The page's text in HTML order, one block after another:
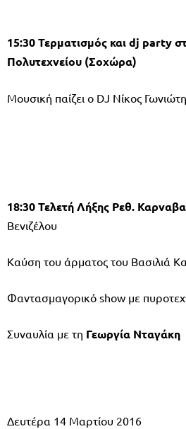
15:30 Τερματισμός καιdj party
Πολυτεχνείου (Σοχώρα)
Μουσική παίζει ο DJ Νίκος
18:30 Τελετή Λήξης Ρεθ.
Βενιζέλου
Καύση του άρματος του Βασιλιά
Φαντασμαγορικό show με
Συναυλία με τη Γεωργία Νταγάκη
Δευτέρα 14 Μαρτίου 2016